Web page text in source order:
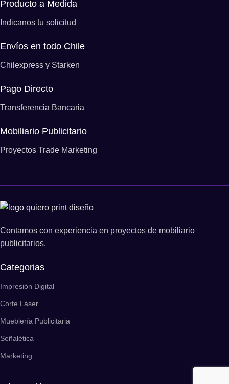
Producto a Medida
Indicanos tu solicitud
Envíos en todo Chile
Chilexpress y Starken
Pago Directo
Transferencia Bancaria
Mobiliario Publicitario
Proyectos Trade Marketing
Contamos con experiencia en proyectos de mobiliario
publicitarios.
Categorias
Impresión Digital
Corte Láser
Mueblería Publicitaria
Señalética
Marketing